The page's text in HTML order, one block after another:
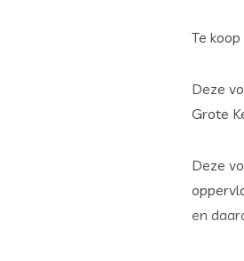
Te
Deze
Grote
Deze
en